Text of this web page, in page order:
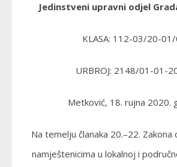
Jedinstveni upravni odjel
KLASA: 112-03/20-
URBROJ: 2148/01-01-
Metković, 18. rujna 2020.
Na temelju članaka 20.–22. Zakona
namještenicima u lokalnoj i